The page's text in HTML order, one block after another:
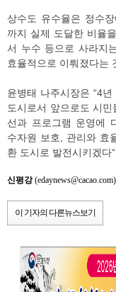
상수도 유수율은 정수
까지 실제 도달한 비율
서 누수 등으로 사라지
효율적으로 이뤄졌다는
윤병태 나주시장은 “4
도시로서 앞으로도 시
선과 프로그램 운영에
수자원 보호, 관리와 효
환 도시로 발전시키겠다
신평강(edaynews@cacao.com)
이 기자의 다른뉴스보기